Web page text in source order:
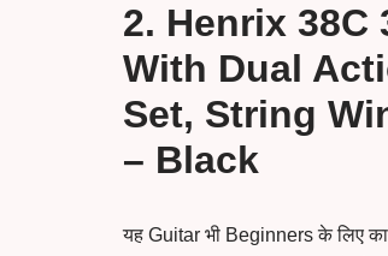
2. Henrix
With Dual
Set, String
– Black
यह Guitar भी Beginners के लिए